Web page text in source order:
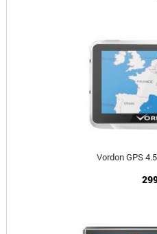
Vordon GPS